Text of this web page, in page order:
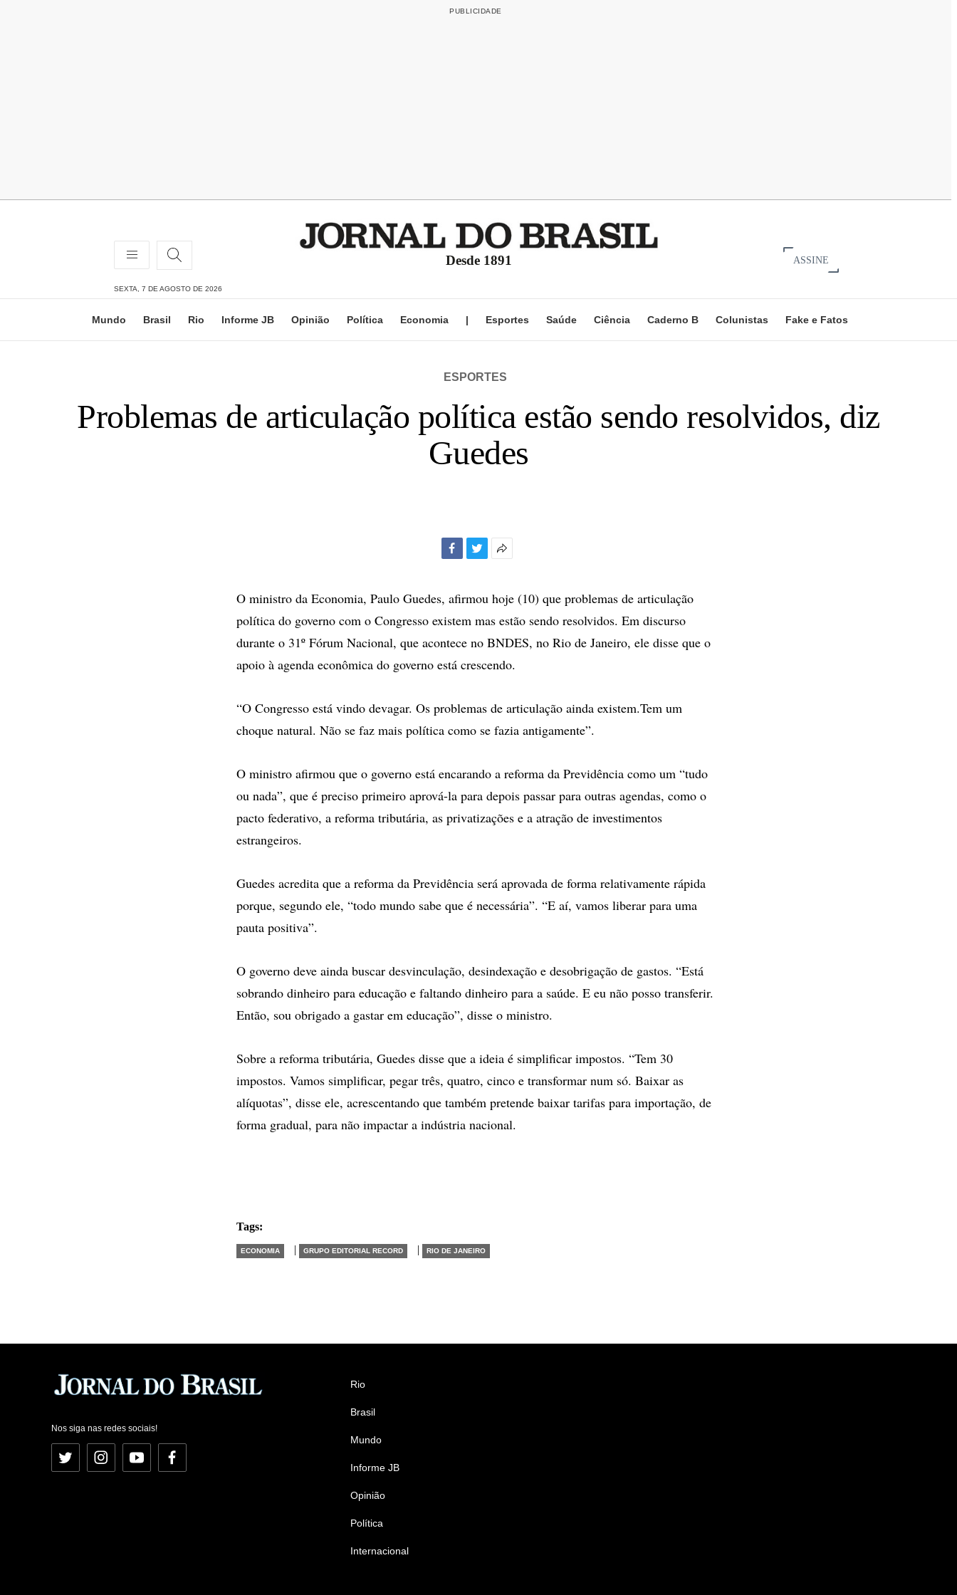
Desde 1891 ASSINE
SEXTA, 7 DE AGOSTO DE 2026
Mundo Brasil Rio Informe JB Opinião Política Economia | Esportes Saúde Ciência Caderno B Colunistas Fake e Fatos
ESPORTES
Problemas de articulação política estão sendo resolvidos, diz
Guedes
compartilhamento
O ministro da Economia, Paulo Guedes, afirmou hoje (10) que problemas de articulação
política do governo com o Congresso existem mas estão sendo resolvidos. Em discurso
durante o 31º Fórum Nacional, que acontece no BNDES, no Rio de Janeiro, ele disse que o
apoio à agenda econômica do governo está crescendo.
“O Congresso está vindo devagar. Os problemas de articulação ainda existem.Tem um
choque natural. Não se faz mais política como se fazia antigamente”.
O ministro afirmou que o governo está encarando a reforma da Previdência como um “tudo
ou nada”, que é preciso primeiro aprová-la para depois passar para outras agendas, como o
pacto federativo, a reforma tributária, as privatizações e a atração de investimentos
estrangeiros.
Guedes acredita que a reforma da Previdência será aprovada de forma relativamente rápida
porque, segundo ele, “todo mundo sabe que é necessária”. “E aí, vamos liberar para uma
pauta positiva”.
O governo deve ainda buscar desvinculação, desindexação e desobrigação de gastos. “Está
sobrando dinheiro para educação e faltando dinheiro para a saúde. E eu não posso transferir.
Então, sou obrigado a gastar em educação”, disse o ministro.
Sobre a reforma tributária, Guedes disse que a ideia é simplificar impostos. “Tem 30
impostos. Vamos simplificar, pegar três, quatro, cinco e transformar num só. Baixar as
alíquotas”, disse ele, acrescentando que também pretende baixar tarifas para importação, de
forma gradual, para não impactar a indústria nacional.
Tags:
ECONOMIA | GRUPO EDITORIAL RECORD | RIO DE JANEIRO
Nos siga nas redes sociais!
Twitter InstagramYouTubeFacebook
Rio
Brasil
Mundo
Informe JB
Opinião
Política
Internacional